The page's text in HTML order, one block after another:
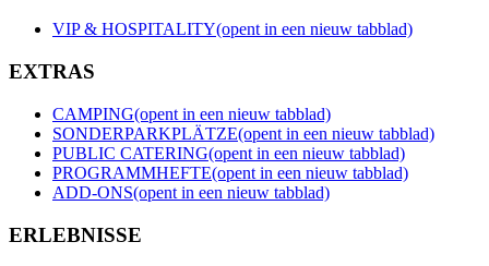
VIP & HOSPITALITY(opent in een nieuw tabblad)
EXTRAS
CAMPING(opent in een nieuw tabblad)
SONDERPARKPLÄTZE(opent in een nieuw tabblad)
PUBLIC CATERING(opent in een nieuw tabblad)
PROGRAMMHEFTE(opent in een nieuw tabblad)
ADD-ONS(opent in een nieuw tabblad)
ERLEBNISSE